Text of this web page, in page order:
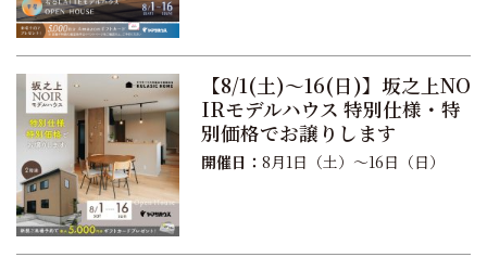
【8/1(土)〜16(日)】坂之上NO
IRモデルハウス 特別仕様・特
別価格でお譲りします
開催日： 8月1日（土）〜16日（日）